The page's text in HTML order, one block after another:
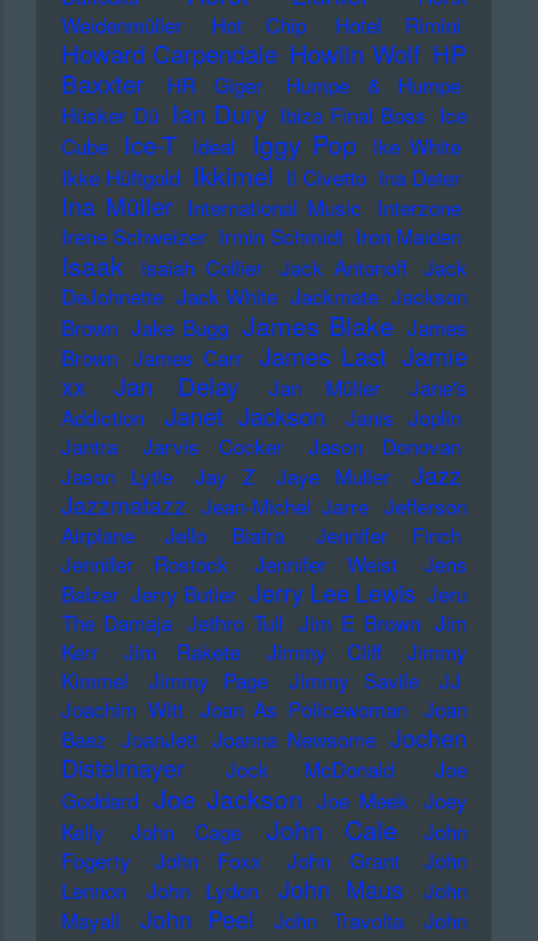
Weidenmüller
Hot Chip Hotel Rimini
Howard Carpendale Howlin Wolf HP
Baxxter
HR Giger
Humpe & Humpe
Hüsker Dü Ian Dury Ibiza Final Boss Ice
Cube
Ice-T Ideal Iggy Pop Ike White
Ikke Hüftgold Ikkimel Il Civetto Ina Deter
Ina Müller International Music Interzone
Irene Schweizer Irmin Schmidt Iron Maiden
Isaak Isaiah Collier Jack Antonoff Jack
DeJohnette Jack White Jackmate Jackson
Brown Jake Bugg James Blake James
Brown James Carr James Last Jamie
xx
Jan Delay Jan Müller
Jane's
Addiction
Janet Jackson
Janis Joplin
Jantra
Jarvis Cocker
Jason Donovan
Jason Lytle
Jay Z Jaye Muller Jazz
Jazzmatazz Jean-Michel Jarre Jefferson
Airplane
Jello Biafra
Jennifer Finch
Jennifer Rostock
Jennifer Weist
Jens
Balzer Jerry Butler Jerry Lee Lewis Jeru
The Damaja Jethro Tull Jim E Brown Jim
Kerr
Jim Rakete Jimmy Cliff
Jimmy
Kimmel
Jimmy Page Jimmy Savile
JJ
Joachim Witt Joan As Policewoman Joan
Baez JoanJett Joanna Newsome Jochen
Distelmayer
Jock McDonald
Joe
Goddard Joe Jackson Joe Meek Joey
Kelly
John Cage John Cale
John
Fogerty
John Foxx John Grant
John
Lennon
John Lydon John Maus
John
Mayall
John Peel John Travolta
John